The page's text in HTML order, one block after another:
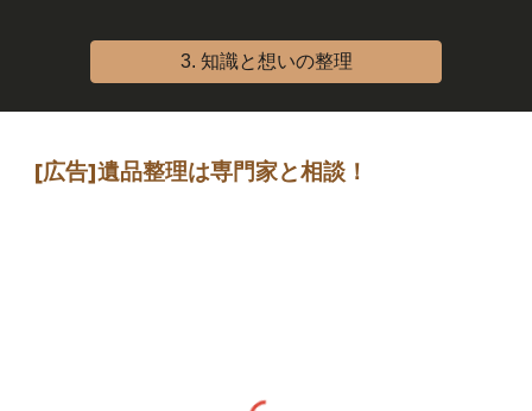
3. 知識と想いの整理
[広告]遺品整理は専門家と相談 ！